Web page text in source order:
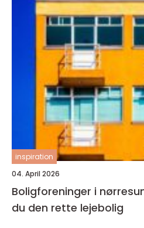
inspiration
04. April 2026
Boligforeninger i nørresundby
du den rette lejebolig